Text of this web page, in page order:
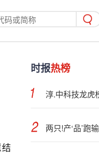
时报热榜
淳.中科技龙虎